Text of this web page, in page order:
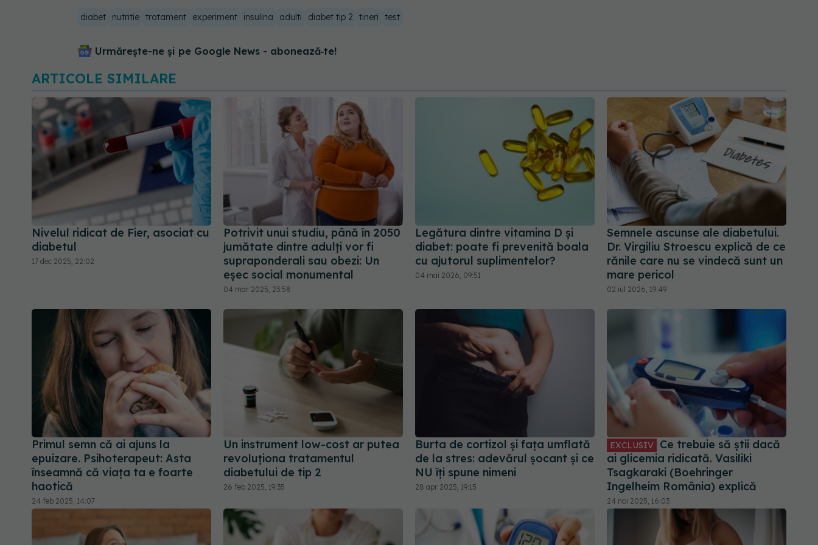
diabet nutritie tratament experiment insulina adulti diabet tip 2 tineri test
Urmărește-ne și pe Google News - abonează‑te!
ARTICOLE SIMILARE
Nivelul ridicat de Fier, asociat cu
diabetul
17 dec 2025, 22:02
Potrivit unui studiu, până în 2050
jumătate dintre adulți vor fi
supraponderali sau obezi: Un
eșec social monumental
04 mar 2025, 23:58
Legătura dintre vitamina D și
diabet: poate fi prevenită boala
cu ajutorul suplimentelor?
04 mai 2026, 09:51
Semnele ascunse ale diabetului.
Dr. Virgiliu Stroescu explică de ce
rănile care nu se vindecă sunt un
mare pericol
02 iul 2026, 19:49
Primul semn că ai ajuns la
epuizare. Psihoterapeut: Asta
înseamnă că viaţa ta e foarte
haotică
24 feb 2025, 14:07
Un instrument low-cost ar putea
revoluționa tratamentul
diabetului de tip 2
26 feb 2025, 19:35
Burta de cortizol și fața umflată
de la stres: adevărul șocant și ce
NU îți spune nimeni
28 apr 2025, 19:15
EXCLUSIV
Ce trebuie să știi dacă
ai glicemia ridicată. Vasiliki
Tsagkaraki (Boehringer
Ingelheim România) explică
24 noi 2025, 16:03